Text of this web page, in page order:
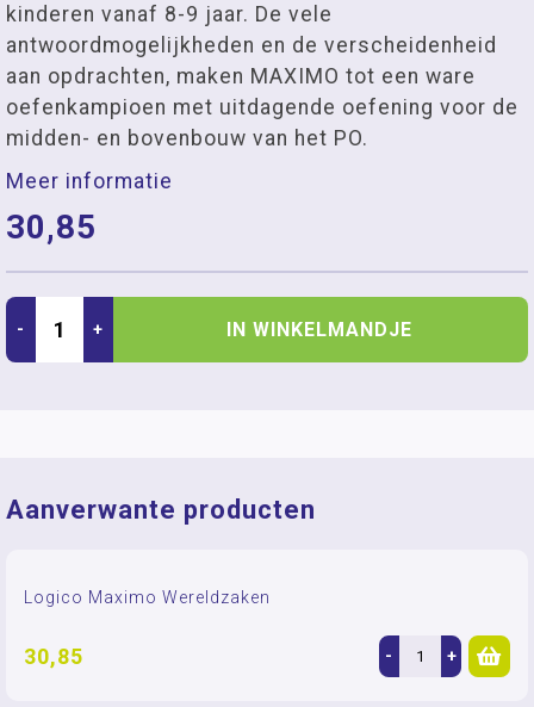
kinderen vanaf 8-9 jaar. De vele
antwoordmogelijkheden en de verscheidenheid
aan opdrachten, maken MAXIMO tot een ware
oefenkampioen met uitdagende oefening voor de
midden- en bovenbouw van het PO.
Meer informatie
30,85
- + IN WINKELMANDJE
Aanverwante producten
Logico Maximo Wereldzaken
30,85 - +